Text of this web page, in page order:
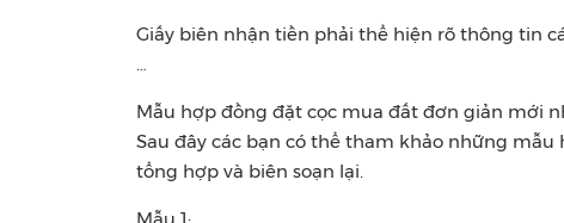
Giấy biên nhận tiền phải thể hiện rõ thông tin
…
Mẫu hợp đồng đặt cọc mua đất đơn giản mới
Sau đây các bạn có thể tham khảo những
tổng hợp và biên soạn lại.